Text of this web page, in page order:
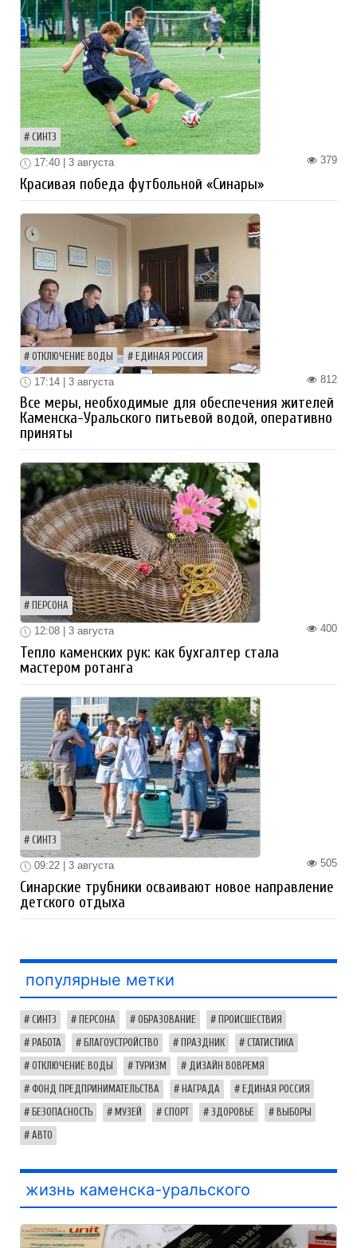
СИНТЗ
379
17:40 | 3 августа
Красивая победа футбольной «Синары»
ОТКЛЮЧЕНИЕ ВОДЫ ЕДИНАЯ РОССИЯ
812
17:14 | 3 августа
Все меры, необходимые для обеспечения жителей
Каменска-Уральского питьевой водой, оперативно
приняты
ПЕРСОНА
400
12:08 | 3 августа
Тепло каменских рук: как бухгалтер стала
мастером ротанга
СИНТЗ
505
09:22 | 3 августа
Синарские трубники осваивают новое направление
детского отдыха
популярные метки
СИНТЗ ПЕРСОНА ОБРАЗОВАНИЕ ПРОИСШЕСТВИЯ
РАБОТА БЛАГОУСТРОЙСТВО ПРАЗДНИК СТАТИСТИКА
ОТКЛЮЧЕНИЕ ВОДЫ ТУРИЗМ ДИЗАЙН ВОВРЕМЯ
ФОНД ПРЕДПРИНИМАТЕЛЬСТВА НАГРАДА ЕДИНАЯ РОССИЯ
БЕЗОПАСНОСТЬ МУЗЕЙ СПОРТ ЗДОРОВЬЕ ВЫБОРЫ
АВТО
жизнь каменска-уральского